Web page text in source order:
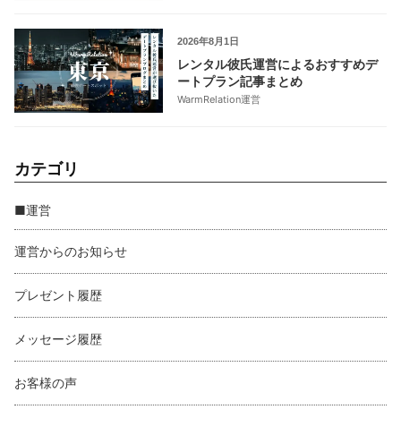
2026年8月1日
レンタル彼氏運営によるおすすめデ
ートプラン記事まとめ
WarmRelation運営
カテゴリ
■運営
運営からのお知らせ
プレゼント履歴
メッセージ履歴
お客様の声